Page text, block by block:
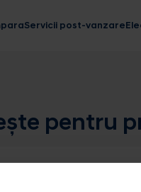
pentru
Servicii post-vanzare